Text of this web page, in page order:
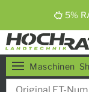
5%
Maschinen